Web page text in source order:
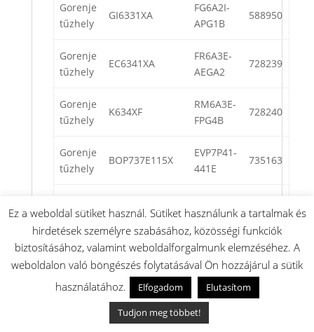
Gorenje
tűzhely
GI6331XA
FG6A2I-
APG1B
588950
Gorenje
tűzhely
EC6341XA
FR6A3E-
AEGA2
728239
Gorenje
tűzhely
K634XF
RM6A3E-
FPG4B
728240
Gorenje
tűzhely
BOP737E115X
EVP7P41-
441E
735163
tűzhely
EC8617XB
BEG42
734341
Gorenje
tűzhely
EVP331-
444M
BC715E10XK
EV331-
D544M
Ez a weboldal sütiket használ. Sütiket használunk a tartalmak és
hirdetések személyre szabásához, közösségi funkciók
biztosításához, valamint weboldalforgalmunk elemzéséhez. A
weboldalon való böngészés folytatásával Ön hozzájárul a sütik
használatához.
Elfogadom
Elutasítom
Tudjon meg többet!